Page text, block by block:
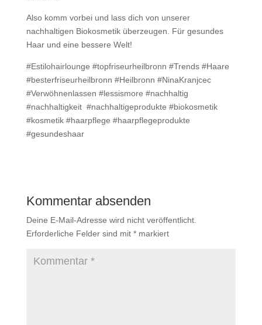
Also komm vorbei und lass dich von unserer
nachhaltigen Biokosmetik überzeugen. Für gesundes
Haar und eine bessere Welt!
#Estilohairlounge #topfriseurheilbronn #Trends #Haare
#besterfriseurheilbronn #Heilbronn #NinaKranjcec
#Verwöhnenlassen #lessismore #nachhaltig
#nachhaltigkeit #nachhaltigeprodukte #biokosmetik
#kosmetik #haarpflege #haarpflegeprodukte
#gesundeshaar
Kommentar absenden
Deine E-Mail-Adresse wird nicht veröffentlicht.
Erforderliche Felder sind mit *markiert